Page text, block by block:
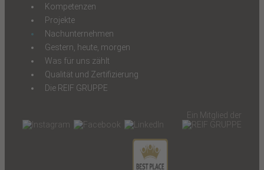
Kompetenzen
Projekte
Nachunternehmen
Gestern, heute, morgen
Was für uns zählt
Qualität und Zertifizierung
Die REIF GRUPPE
Ein Mitglied der